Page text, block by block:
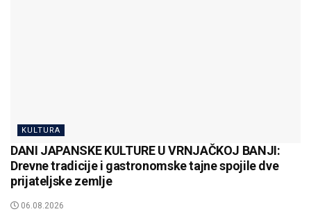
KULTURA
DANI JAPANSKE KULTURE U VRNJAČKOJ BANJI:
Drevne tradicije i gastronomske tajne spojile dve
prijateljske zemlje
06.08.2026